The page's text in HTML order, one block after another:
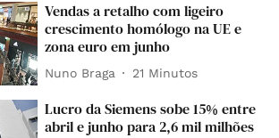
Vendas a retalho com ligeiro
crescimento homólogo na UE e
zona euro em junho
Nuno Braga 21 Minutos
Lucro da Siemens sobe 15% entre
abril e junho para 2,6 mil milhões